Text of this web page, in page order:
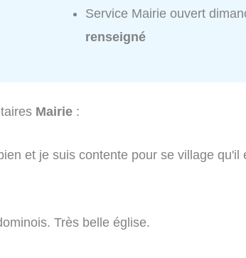
Service Mairie ouvert
renseigné
Mairie :
et je suis contente pour se village qu'il
Très belle église.